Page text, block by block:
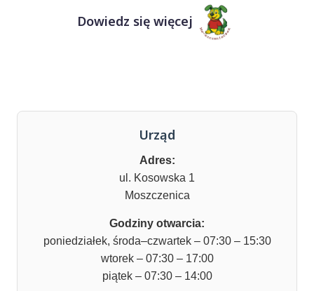
Dowiedz się więcej
Urząd
Adres:
ul. Kosowska 1
Moszczenica
Godziny otwarcia:
poniedziałek, środa–czwartek – 07:30 – 15:30
wtorek – 07:30 – 17:00
piątek – 07:30 – 14:00